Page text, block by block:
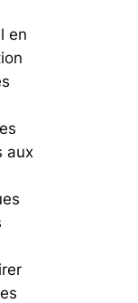
en
aux